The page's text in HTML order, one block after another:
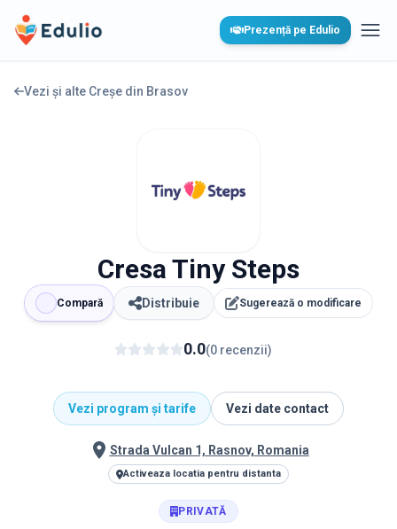
Edulio Prezență pe Edulio
Vezi și alte Creșe din Brasov
Cresa Tiny Steps
Compară Distribuie Sugerează o modificare
0.0(0 recenzii)
Vezi program și tarife Vezi date contact
Strada Vulcan 1, Rasnov, Romania
Activeaza locatia pentru distanta
PRIVATĂ